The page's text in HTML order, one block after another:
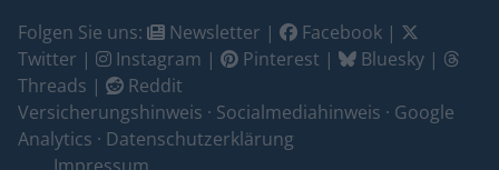
Folgen Sie uns: Newsletter | Facebook |
Twitter | Instagram | Pinterest | Bluesky |
Threads |
Reddit
Versicherungshinweis · Socialmediahinweis · Google
Analytics · Datenschutzerklärung